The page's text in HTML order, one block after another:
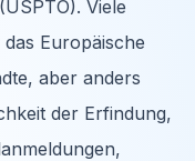
Viele
Europäische
aber anders
der Erfindung,